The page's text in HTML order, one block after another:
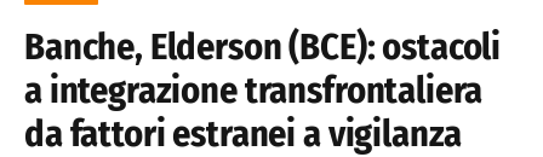
Banche, Elderson (BCE): ostacoli
a integrazione transfrontaliera
da fattori estranei a vigilanza